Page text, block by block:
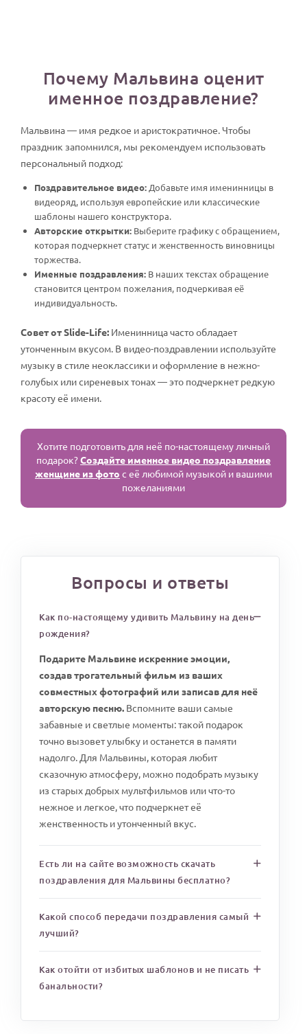
Почему Мальвина оценит
именное поздравление?
Мальвина — имя редкое и аристократичное. Чтобы
праздник запомнился, мы рекомендуем использовать
персональный подход:
Поздравительное видео: Добавьте имя именинницы в
видеоряд, используя европейские или классические
шаблоны нашего конструктора.
Авторские открытки: Выберите графику с обращением,
которая подчеркнет статус и женственность виновницы
торжества.
Именные поздравления: В наших текстах обращение
становится центром пожелания, подчеркивая её
индивидуальность.
Совет от Slide-Life: Именинница часто обладает
утонченным вкусом. В видео-поздравлении используйте
музыку в стиле неоклассики и оформление в нежно-
голубых или сиреневых тонах — это подчеркнет редкую
красоту её имени.
Хотите подготовить для неё по-настоящему личный
подарок?Создайте именное видео поздравление
женщине из фото с её любимой музыкой и вашими
пожеланиями
Вопросы и ответы
Как по-настоящему удивить Мальвину на день
рождения?
Подарите Мальвине искренние эмоции,
создав трогательный фильм из ваших
совместных фотографий или записав для неё
авторскую песню. Вспомните ваши самые
забавные и светлые моменты: такой подарок
точно вызовет улыбку и останется в памяти
надолго. Для Мальвины, которая любит
сказочную атмосферу, можно подобрать музыку
из старых добрых мультфильмов или что-то
нежное и легкое, что подчеркнет её
женственность и утонченный вкус.
Есть ли на сайте возможность скачать
поздравления для Мальвины бесплатно?
Какой способ передачи поздравления самый
лучший?
Как отойти от избитых шаблонов и не писать
банальности?